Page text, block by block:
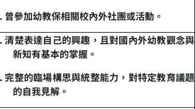
曾參加幼教保相關校內外社團或活動。
清楚表達自己的興趣 ， 且對國內外幼教觀念與
新知有基本的掌握。
完整的臨場構思與統整能力 ， 對特定教育議題
的自我見解。